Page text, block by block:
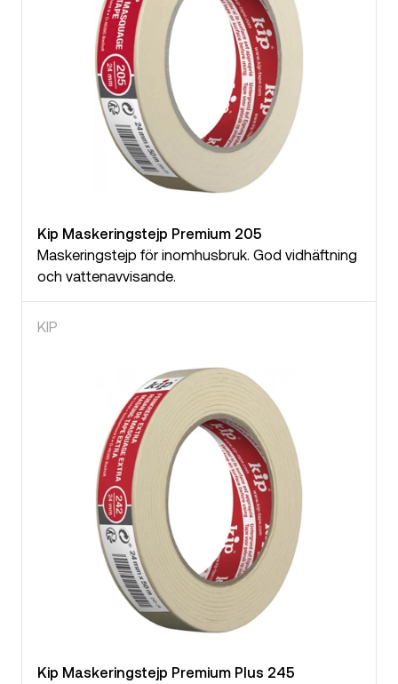
Kip Maskeringstejp Premium 205
Maskeringstejp för inomhusbruk. God vidhäftning
och vattenavvisande.
KIP
Kip Maskeringstejp Premium Plus 245